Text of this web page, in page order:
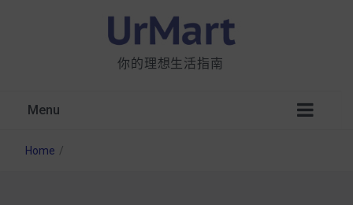
你的理想生活指南
Menu
Home /